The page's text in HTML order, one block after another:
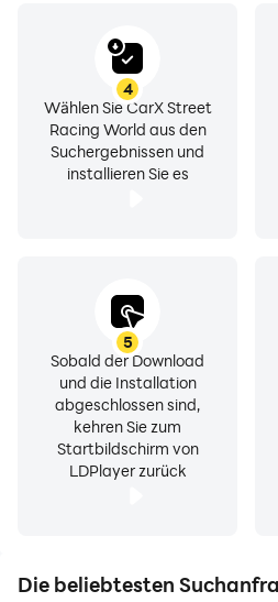
4
Wählen Sie CarX Street
Racing World aus den
Suchergebnissen und
installieren Sie es
5
Sobald der Download
und die Installation
abgeschlossen sind,
kehren Sie zum
Startbildschirm von
LDPlayer zurück
Die beliebtesten